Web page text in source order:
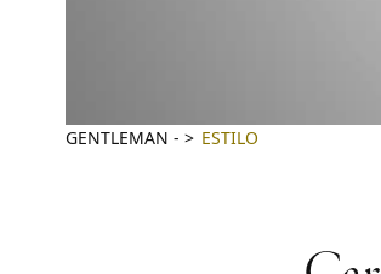
GENTLEMAN - ESTILO